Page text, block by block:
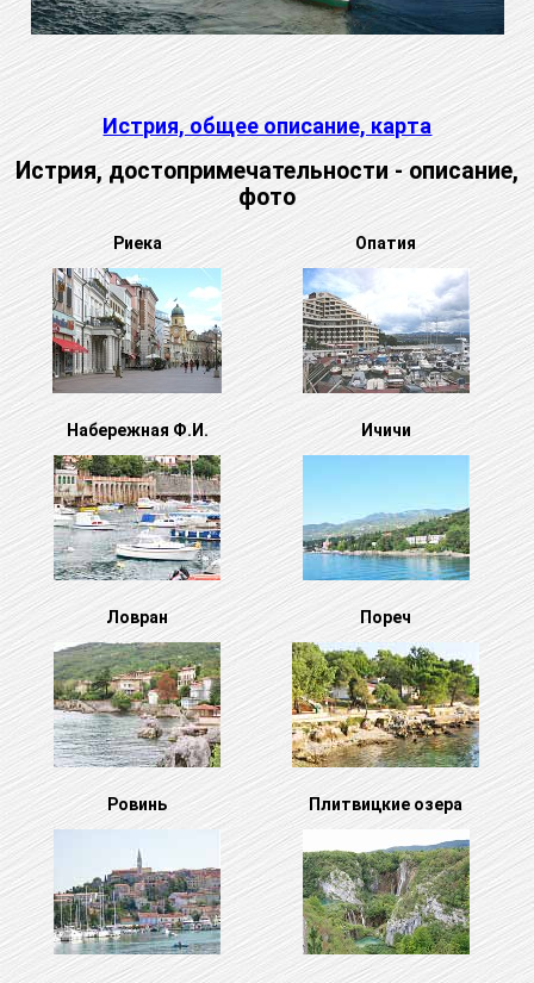
Истрия, общее описание, карта
Истрия, достопримечательности - описание,
фото
Риека Опатия
Набережная Ф.И. Ичичи
Ловран Пореч
Ровинь Плитвицкие озера